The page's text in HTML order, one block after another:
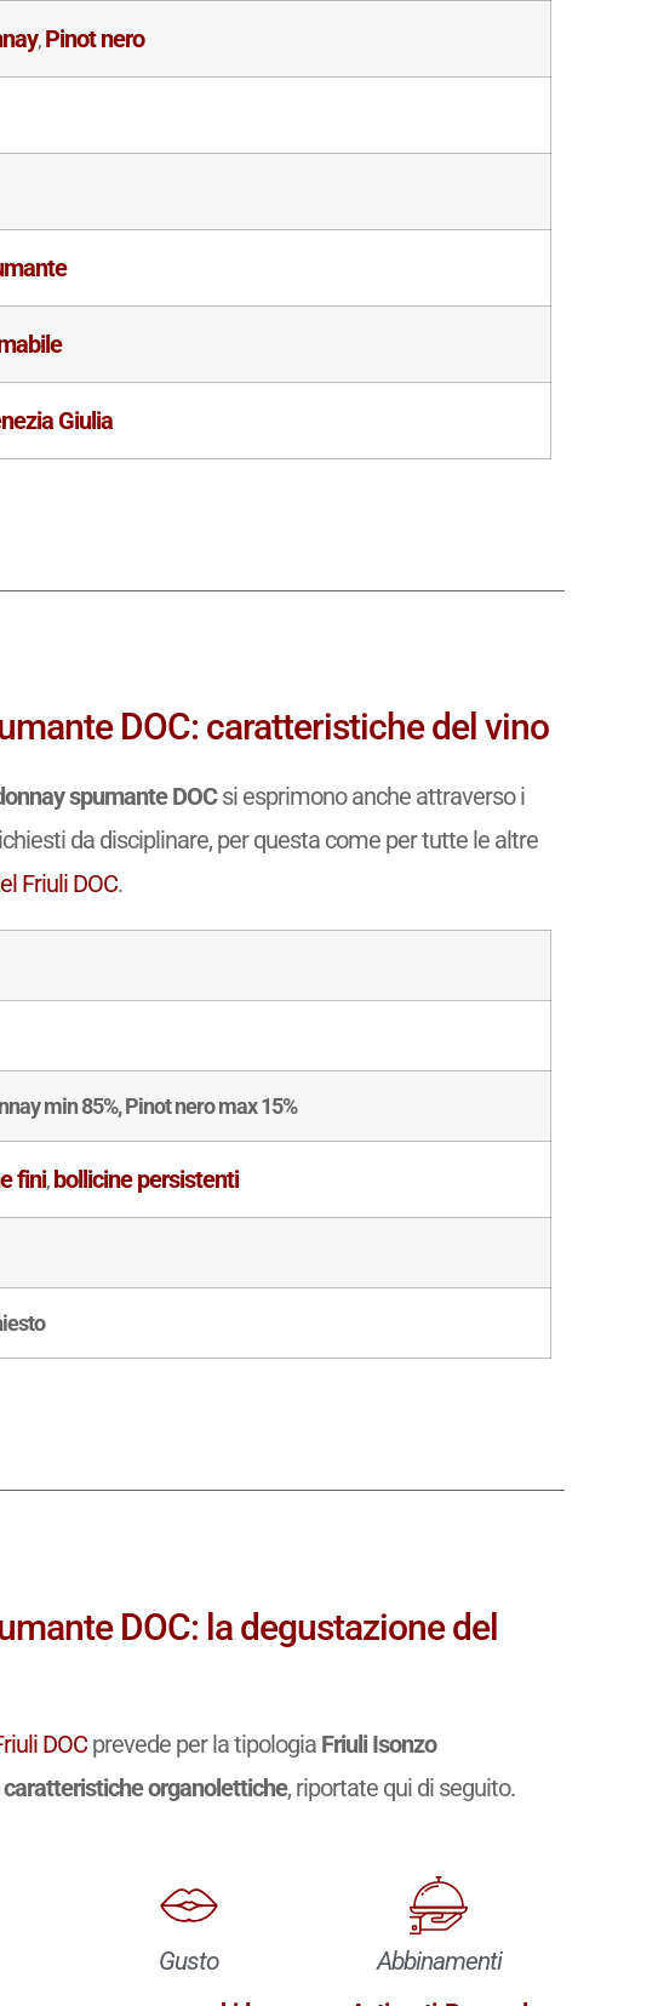
,Pinot nero
Giulia
DOC: caratteristiche del vino
spumante DOCsi esprimono anche attraverso i
da disciplinare, per questa come per tutte le altre
Friuli DOC.
min 85%, Pinot nero max 15%
fini,bollicine persistenti
DOC: la degustazione del
DOC prevede per la tipologia Friuli Isonzo
caratteristiche organolettiche, riportate qui di seguito.
Gusto
Abbinamenti